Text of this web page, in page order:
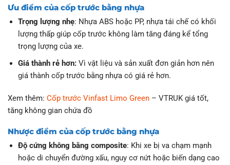
Ưu điểm của cốp trước bằng nhựa
Trọng lượng nhẹ: Nhựa ABS hoặc PP, nhựa tái chế có khối
lượng thấp giúp cốp trước không làm tăng đáng kể tổng
trọng lượng của xe.
Giá thành rẻ hơn:Vì vật liệu và sản xuất đơn giản hơn nên
giá thành cốp trước bằng nhựa có giá rẻ hơn.
Xem thêm: Cốp trước Vinfast Limo Green – VTRUK giá tốt,
tăng không gian chứa đồ
Nhược điểm của cốp trước bằng nhựa
Độ cứng không bằng composite: Khi xe bị va chạm mạnh
hoặc di chuyển đường xấu, nguy cơ nứt hoặc biến dạng cao